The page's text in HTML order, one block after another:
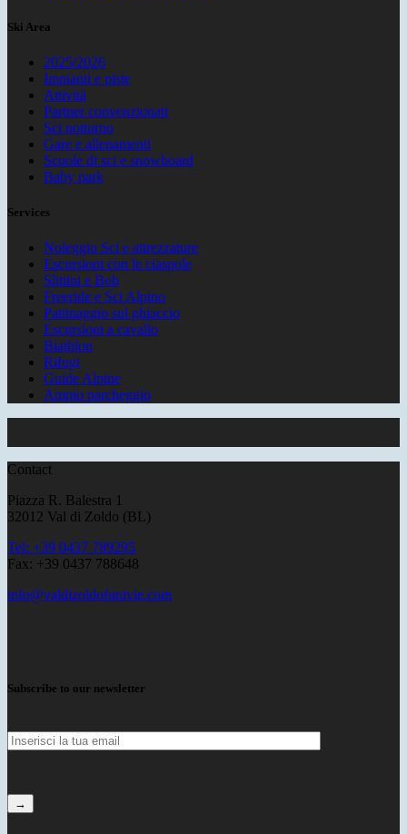
Ski Area
2025/2026
Impianti e piste
Attività
Partner convenzionati
Sci notturno
Gare e allenamenti
Scuole di sci e snowboard
Baby park
Services
Noleggio Sci e attrezzature
Escursioni con le ciaspole
Slittini e Bob
Freeride e Sci Alpino
Pattinaggio sul ghiaccio
Escursioni a cavallo
Biathlon
Rifugi
Guide Alpine
Ampio parcheggio
Contact
Piazza R. Balestra 1
32012 Val di Zoldo (BL)
Tel: +39 0437 789295
Fax: +39 0437 788648
info@valdizoldofunivie.com
Subscribe to our newsletter